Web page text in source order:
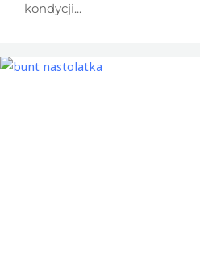
kondycji...